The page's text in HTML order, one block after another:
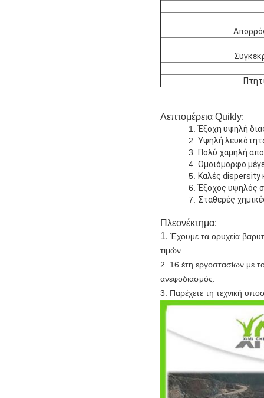
Λεπτομέρεια Quikly:
1.Έξοχη υψηλή
2. Υψηλή
3. Πολύ χαμηλή
4. Ομοιόμορφο
5. Καλές dispersity
6.Έξοχος υψηλός
7. Σταθερές
Πλεονέκτημα:
1. Έχουμε τα ορυχεία
τιμών.
2. 16 έτη εργοστασίων με
ανεφοδιασμός.
3. Παρέχετε τη τεχνική